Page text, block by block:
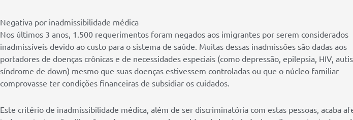
Negativa por inadmissibilidade médica
Nos últimos 3 anos, 1.500 requerimentos foram negados aos imigrantes por serem considerados
inadmissíveis devido ao custo para o sistema de saúde. Muitas dessas inadmissões são dadas aos
portadores de doenças crônicas e de necessidades especiais (como depressão, epilepsia, HIV,
síndrome de down) mesmo que suas doenças estivessem controladas ou que o núcleo familiar
comprovasse ter condições financeiras de subsidiar os cuidados.
Este critério de inadmissibilidade médica, além de ser discriminatória com estas pessoas, acaba